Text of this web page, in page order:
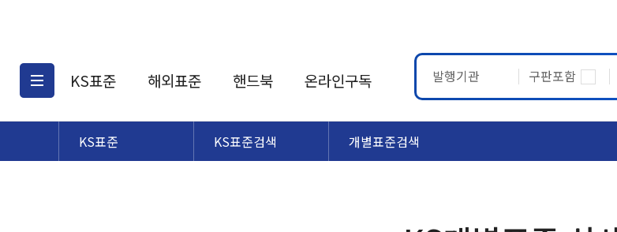
KS표준
KS표준검색
해외표준
해외표준검색
핸드북 온라인구독 발행기관 구판포함
KS표준 KS표준검색 개별표준검색